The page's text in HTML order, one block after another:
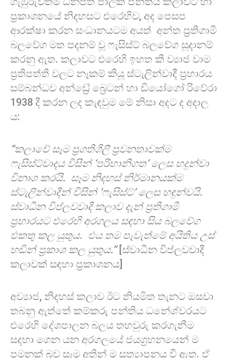
ප්‍රකාශනයේ නිදහසට එරෙහිව, අද පෙසප
ආරක්ෂා කරන සංධානයටම අයත් අන්ත ප්‍රතිගාමී
බලවේග මත පදනම් වූ ෆැසිස්ට් බලවේග සූදානම්
කරනු ඇත. කලාවට එරෙහි ⁣ඉහත කී ව්‍යාජ වාම
ප්‍රතිපත්ති වලට නෑකම් කියූ ස්ටැලින්වාදී ප්‍රහාරය
සම්බන්ධව අන්ඩ්‍රේ බ්‍රෙටන් හා ඩියෝගෝ රිවේරා
1938 දී කරන ලද කැඳවුම මේ නිසා අදට ද අදාල
ය:
“කලාවේ සෑම ප්‍රගතිශීලී ප්‍රවනතාවක්ම
ෆැසිස්ට්වාදය විසින් ‘පරිහානිගත’ ලෙස හදුන්වා
විනාශ කරයි. සෑම නිදහස් නිර්මානයක්ම
ස්ටැලින්වාදීන් විසින් ‘ෆැසිස්ට්’ ලෙස හඳුන්වයි.
ස්වාධීන විප්ලවවාදී කලාව දැන් ප‍්‍රතිගාමී
ප්‍රහාරයට එරෙහි අරගලය සඳහා සිය බලවේග
එකතු කල යුතුය. එය තම පැවැත්මේ අයිතිය උස්
හඬින් ප්‍රකාශ කල යුතුය.” [ස්වාධීන විප්ලවවාදී
කලාවක් සඳහා ප්‍රකාශනය]
අව්‍යාජ, නිදහස් කලාව ඊට නියමිත තැනට ඔසවා
තබනු ඇත්තේ කම්කරු පන්තිය ධනේශ්වරයට
එරෙහි දේශපාලන බලය තහවුරු කරගැනීම
සදහා ගෙන යන අරගලයේ ජයග්‍රහනයෙන් ම
පමනක් බව සෑම අතින් ම සත්‍යාපනය වී ඇත. ඒ